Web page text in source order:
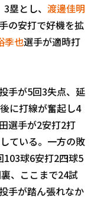
塁とし、 渡邊佳明
の安打で好機を拡
季也選手が適時打
手が5回3失点、延
に打線が奮起し4
選手が2安打2打
ている。一方の敗
103球6安打2四球5
、ここまで24試
手が踏ん張れなか